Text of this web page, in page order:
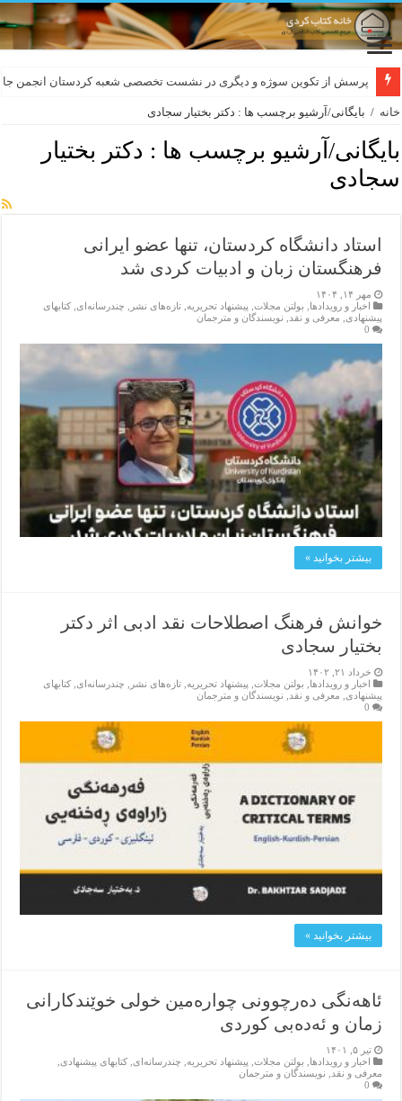
لەسەر کێشی ڕوباعی و به نەغمەی قەڵەمی «ئالی»
خانه / بایگانی/آرشیو برچسب ها : دکتر بختیار سجادی
بایگانی/آرشیو برچسب ها : دکتر بختیار
سجادی
استاد دانشگاه کردستان، تنها عضو ایرانی
فرهنگستان زبان و ادبیات کردی شد
مهر ۱۴, ۱۴۰۴
اخبار و رویدادها
بولتن مجلات پیشنهاد تحریریه ,تازەهای نشر چندرسانه‌ای ,کتابهای
پیشنهادی
معرفی و نقد
نویسندگان و مترجمان
0
بیشتر بخوانید »
خوانش فرهنگ اصطلاحات نقد ادبی اثر دکتر
بختیار سجادی
خرداد ۲۱, ۱۴۰۲
اخبار و رویدادها
بولتن مجلات پیشنهاد تحریریه ,تازەهای نشر چندرسانه‌ای ,کتابهای
پیشنهادی
معرفی و نقد
نویسندگان و مترجمان
0
بیشتر بخوانید »
ئاهه‌نگی دەرچوونی چوارەمین خولی خوێندکارانی
زمان و ئەدەبی کوردی
تیر ۵, ۱۴۰۱
اخبار و رویدادها
بولتن مجلات پیشنهاد تحریریه چندرسانه‌ای ,کتابهای پیشنهادی
معرفی و نقد
نویسندگان و مترجمان
0